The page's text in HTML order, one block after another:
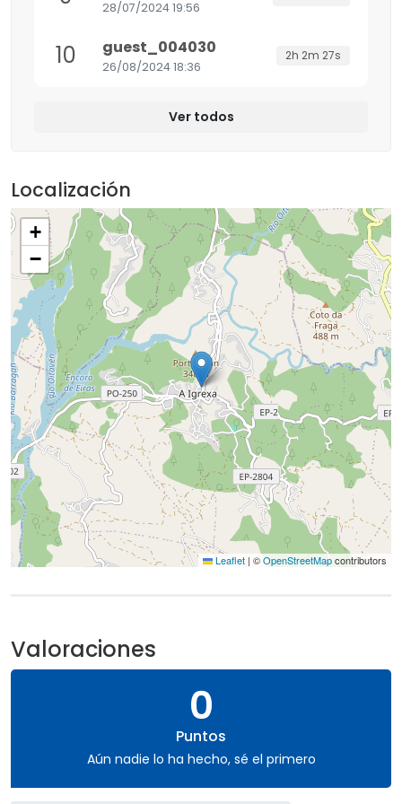
28/07/2024 19:56
10 guest_004030
26/08/2024 18:36
2h 2m 27s
Ver todos
Localización
+
−
Leaflet | ©OpenStreetMapcontributors
Valoraciones
0
Puntos
Aún nadie lo ha hecho, sé el primero